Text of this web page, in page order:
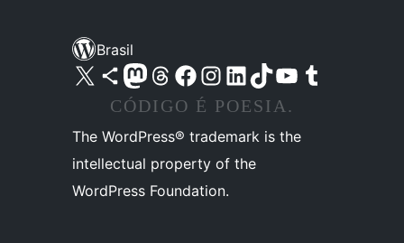
Brasil
Acessar nossa conta do X (antigo Twitter)
Acessar nossa conta do Bluesky
Acessar nossa conta do Mastodon
Acessar nossa conta do Threads
Acessar nossa página do Facebook
Acessar nossa conta do Instagram
Acessar nossa conta do LinkedIn
Acessar nossa conta do TikTok
Acessar nosso canal do YouTube
Acessar nossa conta no Tumblr
CÓDIGO É POESIA.
The WordPress® trademark is the
intellectual property of the
WordPress Foundation.